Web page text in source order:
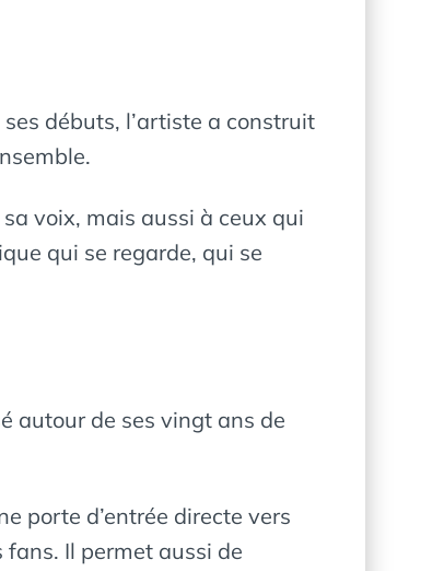
débuts, l’artiste a construit
voix, mais aussi à ceux qui
qui se regarde, qui se
autour de ses vingt ans de
porte d’entrée directe vers
fans. Il permet aussi de